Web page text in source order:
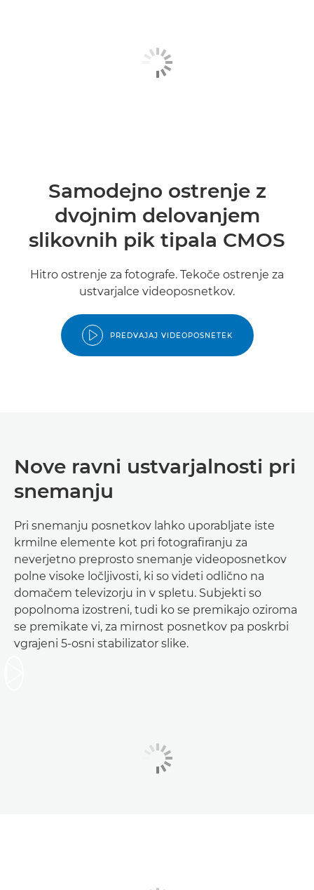
Samodejno ostrenje z
dvojnim delovanjem
slikovnih pik tipala CMOS
Hitro ostrenje za fotografe. Tekoče ostrenje za
ustvarjalce videoposnetkov.
PREDVAJAJ VIDEOPOSNETEK
Nove ravni ustvarjalnosti pri
snemanju
Pri snemanju posnetkov lahko uporabljate iste
krmilne elemente kot pri fotografiranju za
neverjetno preprosto snemanje videoposnetkov
polne visoke ločljivosti, ki so videti odlično na
domačem televizorju in v spletu. Subjekti so
popolnoma izostreni, tudi ko se premikajo oziroma
se premikate vi, za mirnost posnetkov pa poskrbi
vgrajeni 5-osni stabilizator slike.